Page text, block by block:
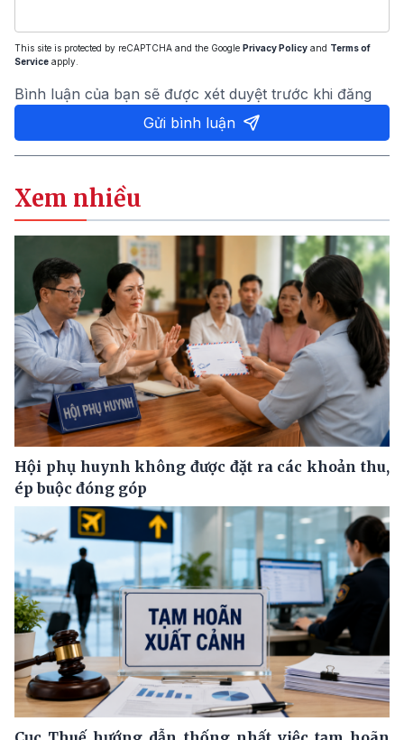
This site is protected by reCAPTCHA and the Google Privacy Policy and Terms of
Service apply.
Bình luận của bạn sẽ được xét duyệt trước khi đăng
Gửi bình luận
Xem nhiều
Hội phụ huynh không được đặt ra các khoản thu,
ép buộc đóng góp